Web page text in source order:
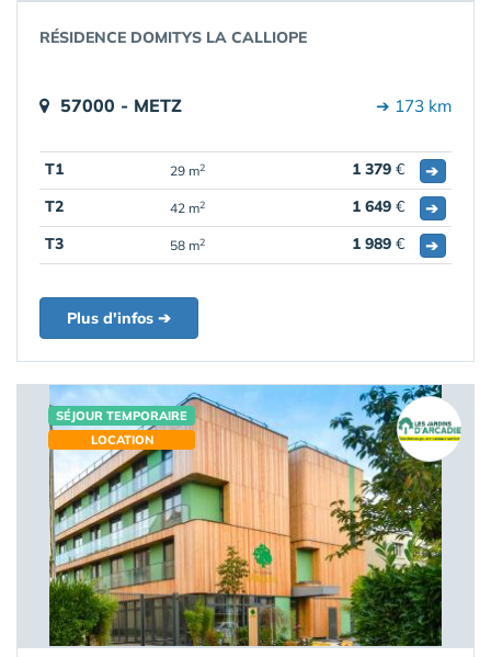
RÉSIDENCE DOMITYS LA CALLIOPE
57000 - METZ ➔ 173 km
T1 29 m2 1 379 €
➔
T2
42 m2 1 649 €
➔
T3
58 m2 1 989 € ➔
Plus d'infos ➔
SÉJOUR TEMPORAIRE
LOCATION